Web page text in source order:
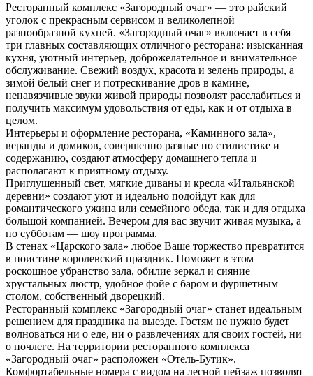
Ресторанный комплекс «Загородный очаг» — это райский
уголок с прекрасным сервисом и великолепной
разнообразной кухней. «Загородный очаг» включает в себя
три главных составляющих отличного ресторана: изысканная
кухня, уютный интерьер, доброжелательное и внимательное
обслуживание. Свежий воздух, красота и зелень природы, а
зимой белый снег и потрескивание дров в камине,
ненавязчивые звуки живой природы позволят расслабиться и
получить максимум удовольствия от еды, как и от отдыха в
целом.
Интерьеры и оформление ресторана, «Каминного зала»,
веранды и домиков, совершенно разные по стилистике и
содержанию, создают атмосферу домашнего тепла и
располагают к приятному отдыху.
Приглушенный свет, мягкие диваны и кресла «Итальянской
деревни» создают уют и идеально подойдут как для
романтического ужина или семейного обеда, так и для отдыха
большой компанией. Вечером для вас звучит живая музыка, а
по субботам — шоу программа.
В стенах «Царского зала» любое Ваше торжество превратится
в поистине королевский праздник. Поможет в этом
роскошное убранство зала, обилие зеркал и сияние
хрустальных люстр, удобное фойе с баром и фуршетным
столом, собственный дворецкий.
Ресторанный комплекс «Загородный очаг» станет идеальным
решением для праздника на выезде. Гостям не нужно будет
волноваться ни о еде, ни о развлечениях для своих гостей, ни
о ночлеге. На территории ресторанного комплекса
«Загородный очаг» расположен «Отель-Бутик».
Комфортабельные номера с видом на лесной пейзаж позволят